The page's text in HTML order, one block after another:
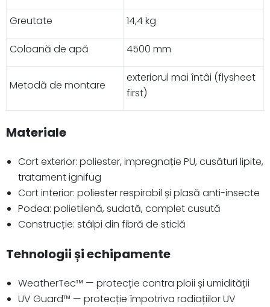
Greutate 14,4 kg
Coloană de apă 4500 mm
Metodă de montare
exteriorul mai întâi (flysheet
first)
Materiale
Cort exterior: poliester, impregnație PU, cusături lipite,
tratament ignifug
Cort interior: poliester respirabil și plasă anti-insecte
Podea: polietilenă, sudată, complet cusută
Construcție: stâlpi din fibră de sticlă
Tehnologii și echipamente
WeatherTec™ — protecție contra ploii și umidității
UV Guard™ — protecție împotriva radiațiilor UV